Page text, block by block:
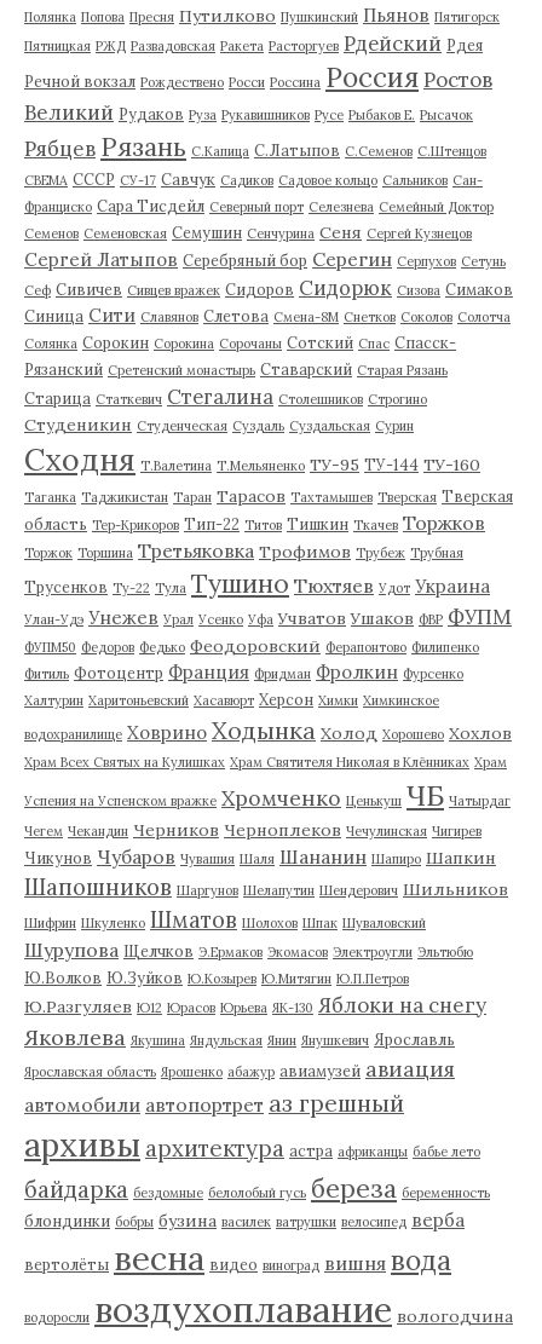
Полянка Попова Пресня Путилково Пушкинский Пьянов Пятигорск
Пятницкая РЖД Развадовская Ракета Расторгуев Рдейский Рдея
Речной вокзал Рождествено Росси Россина Россия Ростов
Великий Рудаков Руза Рукавишников Русе Рыбаков Е. Рысачок
Рябцев Рязань С.Капица С.Латыпов С.Семенов С.Штенцов
СВЕМА СССР СУ-17 Савчук Садиков Садовое кольцо Сальников Сан-
Франциско Сара Тисдейл Северный порт Селезнева Семейный Доктор
Семенов Семеновская Семушин Сенчурина Сеня Сергей Кузнецов
Сергей Латыпов Серебряный бор Серегин Серпухов Сетунь
Сеф Сивичев Сивцев вражек Сидоров Сидорюк Сизова Симаков
Синица Сити Славянов Слетова Смена-8М Снетков Соколов Солотча
Солянка Сорокин Сорокина Сорочаны Сотский Спас Спасск-
Рязанский Сретенский монастырь Ставарский Старая Рязань
Старица Статкевич Стегалина Столешников Строгино
Студеникин Студенческая Суздаль Суздальская Сурин
Сходня Т.Валетина Т.Мельяненко ТУ-95 ТУ-144 ТУ-160
Таганка Таджикистан Таран Тарасов Тахтамышев Тверская Тверская
область Тер-Крикоров Тип-22 Титов Тишкин Ткачев Торжков
Торжок Торшина Третьяковка Трофимов Трубеж Трубная
Трусенков Ту-22 Тула Тушино Тюхтяев Удот Украина
Улан-Удэ Унежев Урал Усенко Уфа Учватов Ушаков ФВР ФУПМ
ФУПМ50 Федоров Федько Феодоровский Ферапонтово Филипенко
Фитиль Фотоцентр Франция Фридман Фролкин Фурсенко
Халтурин Харитоньевский Хасавюрт Херсон Химки Химкинское
водохранилище Ховрино Ходынка Холод Хорошево Хохлов
Храм Всех Святых на Кулишках Храм Святителя Николая в Клённиках Храм
Успения на Успенском вражке Хромченко Ценькуш ЧБ Чатырдаг
Чегем Чекандин Черников Черноплеков Чечулинская Чигирев
Чикунов Чубаров Чувашия Шаля Шананин Шапиро Шапкин
Шапошников Шаргунов Шелапутин Шендерович Шильников
Шифрин Шкуленко Шматов Шолохов Шпак Шуваловский
Шурупова Щелчков Э.Ермаков Экомасов Электроугли Эльтюбю
Ю.Волков Ю.Зуйков Ю.Козырев Ю.Митягин Ю.П.Петров
Ю.Разгуляев Ю12 Юрасов Юрьева ЯК-130 Яблоки на снегу
Яковлева Якушина Яндульская Янин Янушкевич Ярославль
Ярославская область Ярошенко абажур авиамузей авиация
автомобили автопортрет аз грешный
архивы архитектура астра африканцы бабье лето
байдарка бездомные белолобый гусь береза беременность
блондинки бобры бузина василек ватрушки велосипед верба
вертолёты весна видео виноград вишня вода
водоросли воздухоплавание вологодчина